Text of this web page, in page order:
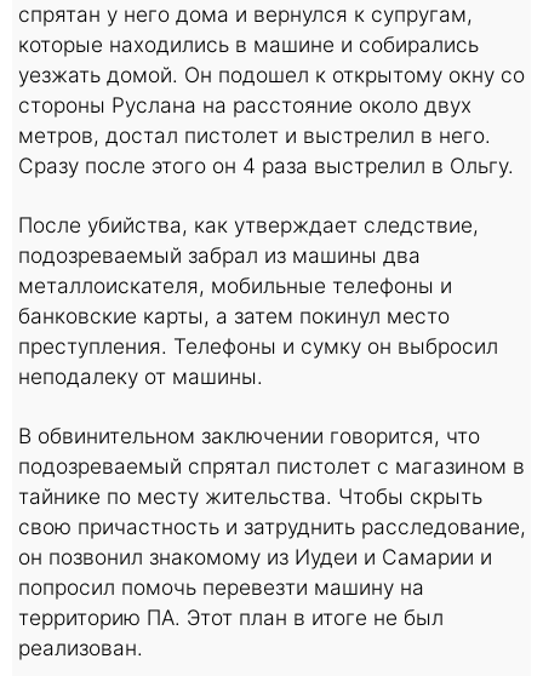
спрятан у него дома и вернулся к супругам,
которые находились в машине и собирались
уезжать домой. Он подошел к открытому окну со
стороны Руслана на расстояние около двух
метров, достал пистолет и выстрелил в него.
Сразу после этого он 4 раза выстрелил в Ольгу.
После убийства, как утверждает следствие,
подозреваемый забрал из машины два
металлоискателя, мобильные телефоны и
банковские карты, а затем покинул место
преступления. Телефоны и сумку он выбросил
неподалеку от машины.
В обвинительном заключении говорится, что
подозреваемый спрятал пистолет с магазином в
тайнике по месту жительства. Чтобы скрыть
свою причастность и затруднить расследование,
он позвонил знакомому из Иудеи и Самарии и
попросил помочь перевезти машину на
территорию ПА. Этот план в итоге не был
реализован.